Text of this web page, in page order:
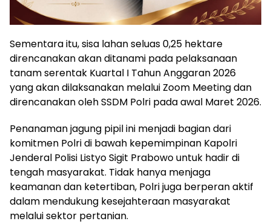
Sementara itu, sisa lahan seluas 0,25 hektare
direncanakan akan ditanami pada pelaksanaan
tanam serentak Kuartal I Tahun Anggaran 2026
yang akan dilaksanakan melalui Zoom Meeting dan
direncanakan oleh SSDM Polri pada awal Maret 2026.
Penanaman jagung pipil ini menjadi bagian dari
komitmen Polri di bawah kepemimpinan Kapolri
Jenderal Polisi Listyo Sigit Prabowo untuk hadir di
tengah masyarakat. Tidak hanya menjaga
keamanan dan ketertiban, Polri juga berperan aktif
dalam mendukung kesejahteraan masyarakat
melalui sektor pertanian.